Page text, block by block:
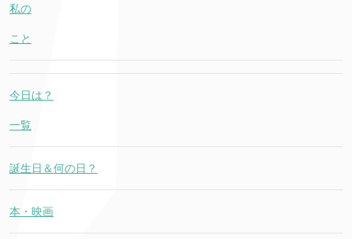
私の
こと
今日は？
一覧
誕生日＆何の日？
本・映画